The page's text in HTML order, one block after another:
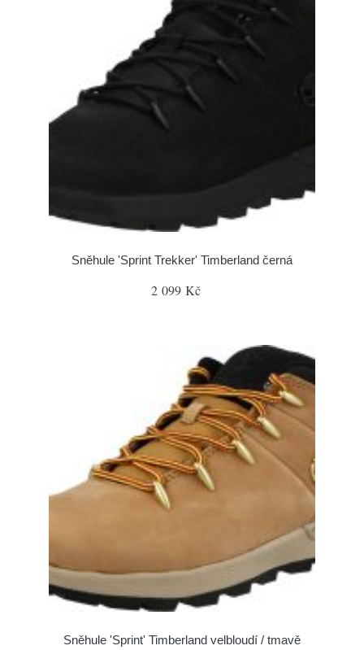
Sněhule 'Sprint Trekker' Timberland černá
2 099 Kč
Sněhule 'Sprint' Timberland velbloudí / tmavě